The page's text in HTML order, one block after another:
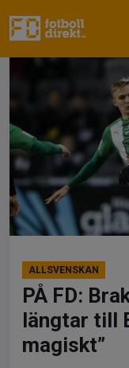
till
ALLSVENSKAN
PÅ FD:
längtar till
magiskt”